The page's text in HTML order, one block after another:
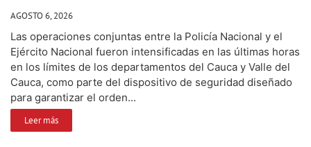
AGOSTO 6, 2026
Las operaciones conjuntas entre la Policía Nacional y el
Ejército Nacional fueron intensificadas en las últimas horas
en los límites de los departamentos del Cauca y Valle del
Cauca, como parte del dispositivo de seguridad diseñado
para garantizar el orden...
Leer más